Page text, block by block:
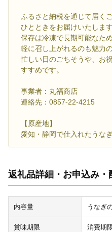
ふるさと納税を通じて届く
ひとときをお届けいたします
保存は冷凍で長期可能なた
軽に召し上がれるのも魅力
忙しい日のごちそうや、お
すすめです。
事業者：丸福商店
連絡先：0857-22-4215
【原産地】
愛知・静岡で仕入れたうな
返礼品詳細・お申込み・
内容量 うなぎ
賞味期限
消費期